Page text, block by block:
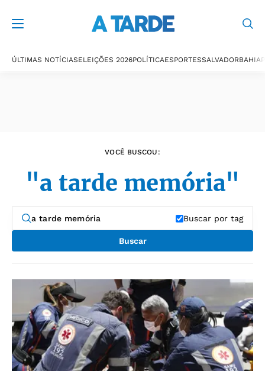
ÚLTIMAS NOTÍCIASELEIÇÕES 2026POLÍTICAESPORTESSALVADORBAHIA
VOCÊ BUSCOU:
"a tarde memória"
Buscar por tag
Buscar